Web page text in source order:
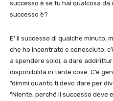
successo è se tu hai qualcosa da
successo è?
E’ il successo di qualche minuto,
che ho incontrato e conosciuto,
a spendere soldi, a dare
disponibilità in tante cose. C’è
“dimmi quanto ti devo dare per
“Niente, perché il successo deve